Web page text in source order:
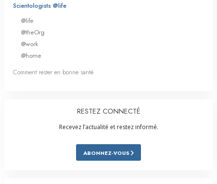
Scientologists @life
@life
@theOrg
@work
@home
Comment rester en bonne santé
RESTEZ CONNECTÉ
Recevez l’actualité et restez informé.
ABONNEZ-VOUS